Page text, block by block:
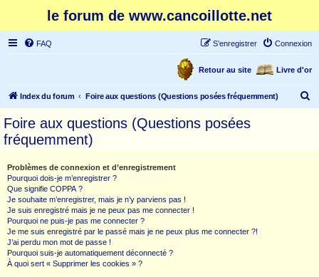
le forum de www.cancoillotte.net
FAQ Connexion
S’enregistrer
Livre d'or
Retour au site
Index du forum Foire aux questions (Questions posées fréquemment)
Foire aux questions (Questions posées
fréquemment)
Problèmes de connexion et d’enregistrement
Pourquoi dois-je m’enregistrer ?
Que signifie COPPA ?
Je souhaite m’enregistrer, mais je n’y parviens pas !
Je suis enregistré mais je ne peux pas me connecter !
Pourquoi ne puis-je pas me connecter ?
Je me suis enregistré par le passé mais je ne peux plus me connecter ?!
J’ai perdu mon mot de passe !
Pourquoi suis-je automatiquement déconnecté ?
À quoi sert « Supprimer les cookies » ?